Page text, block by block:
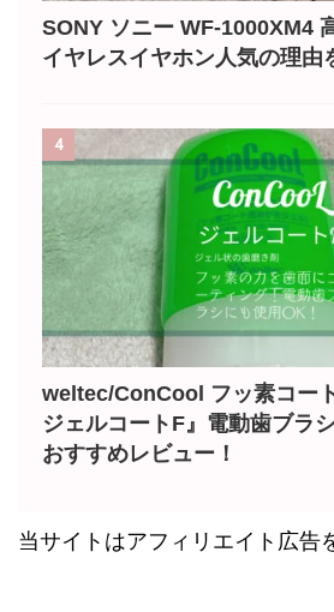
SONY ソニー WF-1000XM4
イヤレスイヤホン人気の理由
4
weltec/ConCool フッ素コー
ジェルコートF』電動歯ブラ
おすすめレビュー！
当サイトはアフィリエイト広告